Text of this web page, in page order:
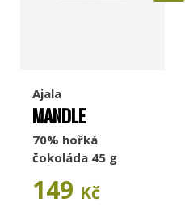
Ajala
MANDLE
70% hořká
čokoláda 45 g
149 Kč